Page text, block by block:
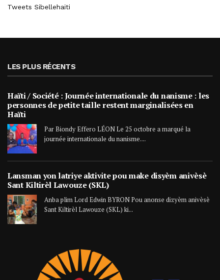
Tweets Sibellehaiti
LES PLUS RÉCENTS
Haïti / Société : Journée internationale du nanisme : les
personnes de petite taille restent marginalisées en
Haïti
Par Biondy Effero LÉON Le 25 octobre a marqué la
journée internationale du nanisme....
Lansman yon latriye aktivite pou make disyèm anivèsè
Sant Kiltirèl Lawouze (SKL)
Anba plim Lord Edwin BYRON Pou anonse dizyèm anivèsè
Sant Kiltirèl Lawouze (SKL) ki...